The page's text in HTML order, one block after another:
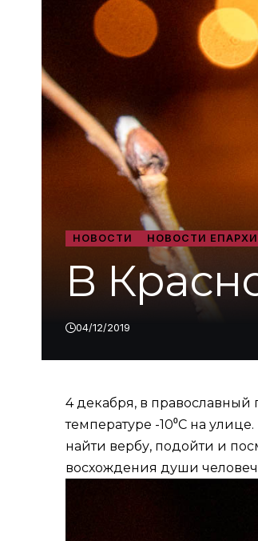
НОВОСТИ НОВОСТИ
В
04/12/2019
4 декабря, в
температуре -10⁰С на
найти вербу, подойти и
восхождения души